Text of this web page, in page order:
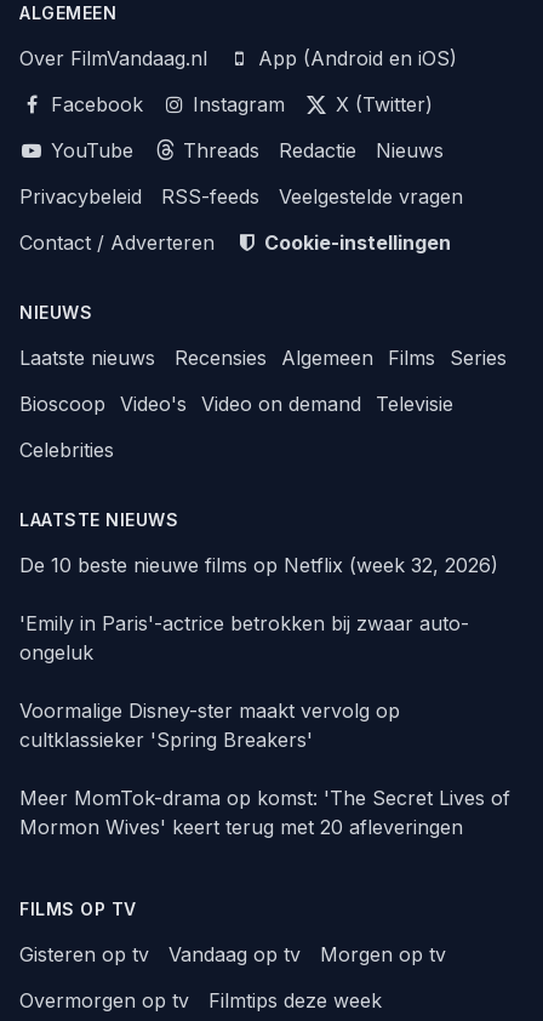
ALGEMEEN
Over FilmVandaag.nl
App (Android en iOS)
Facebook
Instagram
X (Twitter)
YouTube
Threads Redactie
Nieuws
Privacybeleid
RSS-feeds
Veelgestelde vragen
Contact / Adverteren
Cookie-instellingen
NIEUWS
Laatste nieuws Recensies Algemeen Films
Series
Bioscoop
Video's Video on demand
Televisie
Celebrities
LAATSTE NIEUWS
De 10 beste nieuwe films op Netflix (week 32, 2026)
'Emily in Paris'-actrice betrokken bij zwaar auto-
ongeluk
Voormalige Disney-ster maakt vervolg op
cultklassieker 'Spring Breakers'
Meer MomTok-drama op komst: 'The Secret Lives of
Mormon Wives' keert terug met 20 afleveringen
FILMS OP TV
Gisteren op tv Vandaag op tv
Morgen op tv
Overmorgen op tv
Filmtips deze week